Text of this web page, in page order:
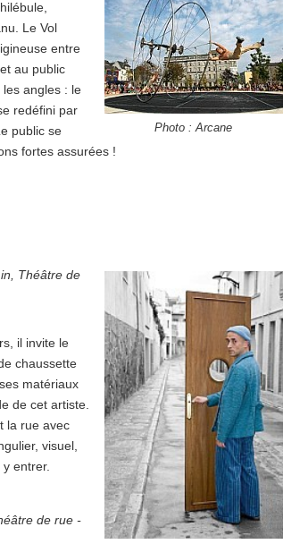
Photo : Arcane
Le Vol
entre
au public
angles : le
redéfini par
public se
fortes assurées !
Théâtre de
il invite le
chaussette
matériaux
de cet artiste.
la rue avec
visuel,
entrer.
de rue -